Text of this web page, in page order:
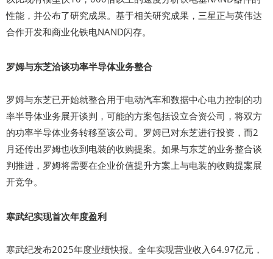
性能，并公布了研究成果。基于相关研究成果，三星正与英伟达
合作开发和商业化铁电NAND闪存。
罗姆与东芝洽谈功率半导体业务整合
罗姆与东芝已开始就整合用于电动汽车和数据中心电力控制的功
率半导体业务展开谈判，可能的方案包括设立合资公司，将双方
的功率半导体业务转移至该公司。罗姆已对东芝进行投资，而2
月还传出罗姆也收到电装的收购提案。如果与东芝的业务整合谈
判推进，罗姆将需要在企业价值提升方案上与电装的收购提案展
开竞争。
寒武纪实现首次年度盈利
寒武纪发布2025年度业绩快报。全年实现营业收入64.97亿元，